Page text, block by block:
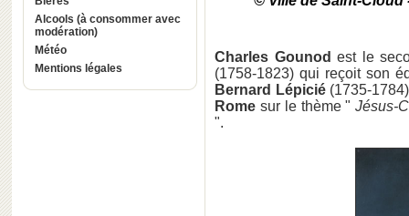
Alcools (à consommer avec
modération)
Météo
Mentions légales
Charles Gounodest le
(1758-1823) qui reçoit son
Bernard Lépicié(1735-
Rome sur le thème "Jésus-
".